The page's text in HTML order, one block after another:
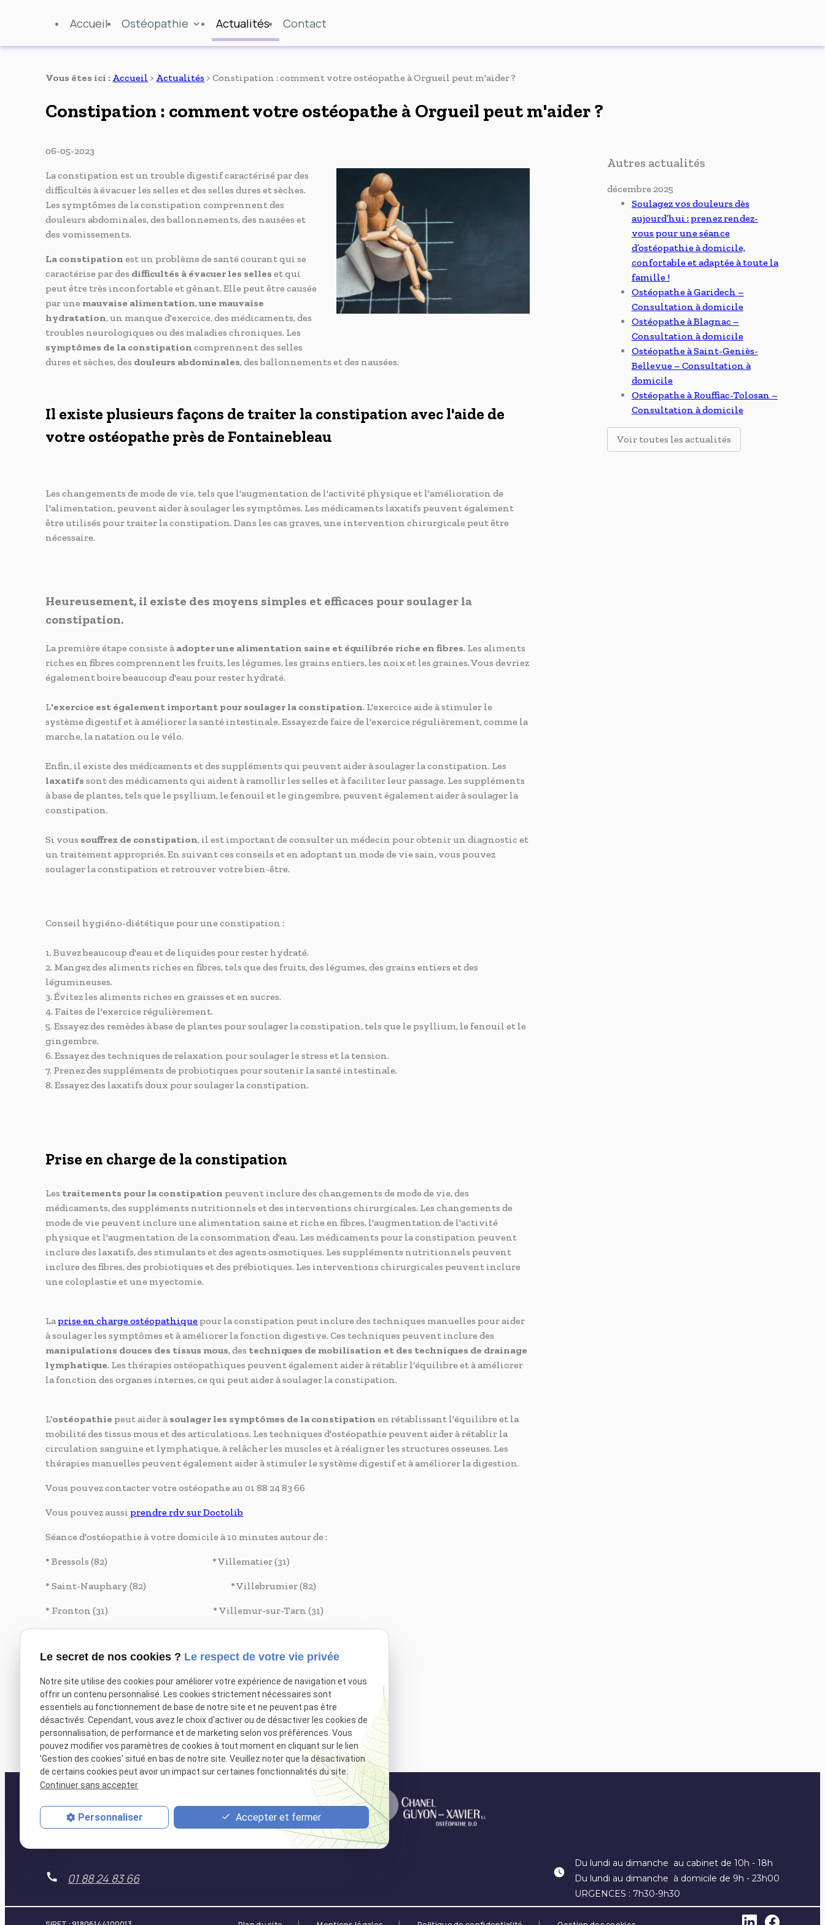
Accueil Ostéopathie Actualités Contact
Vous êtes ici : Accueil > Actualités > Constipation : comment votre ostéopathe à Orgueil peut m'aider ?
Constipation : comment votre ostéopathe à Orgueil peut m'aider ?
06-05-2023
La constipation est un trouble digestif caractérisé par des
difficultés à évacuer les selles et des selles dures et sèches.
Les symptômes de la constipation comprennent des
douleurs abdominales, des ballonnements, des nausées et
des vomissements.
La constipation est un problème de santé courant qui se
caractérise par des difficultés à évacuer les selles et qui
peut être très inconfortable et gênant. Elle peut être causée
par une mauvaise alimentation,une mauvaise
hydratation, un manque d'exercice, des médicaments, des
troubles neurologiques ou des maladies chroniques. Les
symptômes de la constipation comprennent des selles
dures et sèches, des douleurs abdominales, des ballonnements et des nausées.
Il existe plusieurs façons de traiter la constipation avec l'aide de
votre ostéopathe près de Fontainebleau
Les changements de mode de vie, tels que l'augmentation de l'activité physique et l'amélioration de
l'alimentation, peuvent aider à soulager les symptômes. Les médicaments laxatifs peuvent également
être utilisés pour traiter la constipation. Dans les cas graves, une intervention chirurgicale peut être
nécessaire.
Heureusement, il existe des moyens simples et efficaces pour soulager la
constipation.
La première étape consiste à adopter une alimentation saine et équilibrée riche en fibres. Les aliments
riches en fibres comprennent les fruits, les légumes, les grains entiers, les noix et les graines. Vous devriez
également boire beaucoup d'eau pour rester hydraté.
L'exercice est également important pour soulager la constipation. L'exercice aide à stimuler le
système digestif et à améliorer la santé intestinale. Essayez de faire de l'exercice régulièrement, comme la
marche, la natation ou le vélo.
Enfin, il existe des médicaments et des suppléments qui peuvent aider à soulager la constipation. Les
laxatifs sont des médicaments qui aident à ramollir les selles et à faciliter leur passage. Les suppléments
à base de plantes, tels que le psyllium, le fenouil et le gingembre, peuvent également aider à soulager la
constipation.
Si vous souffrez de constipation, il est important de consulter un médecin pour obtenir un diagnostic et
un traitement appropriés. En suivant ces conseils et en adoptant un mode de vie sain, vous pouvez
soulager la constipation et retrouver votre bien-être.
Conseil hygiéno-diététique pour une constipation :
1. Buvez beaucoup d'eau et de liquides pour rester hydraté.
2. Mangez des aliments riches en fibres, tels que des fruits, des légumes, des grains entiers et des
légumineuses.
3. Évitez les aliments riches en graisses et en sucres.
4. Faites de l'exercice régulièrement.
5. Essayez des remèdes à base de plantes pour soulager la constipation, tels que le psyllium, le fenouil et le
gingembre.
6. Essayez des techniques de relaxation pour soulager le stress et la tension.
7. Prenez des suppléments de probiotiques pour soutenir la santé intestinale.
8. Essayez des laxatifs doux pour soulager la constipation.
Prise en charge de la constipation
Les traitements pour la constipation peuvent inclure des changements de mode de vie, des
médicaments, des suppléments nutritionnels et des interventions chirurgicales. Les changements de
mode de vie peuvent inclure une alimentation saine et riche en fibres, l'augmentation de l'activité
physique et l'augmentation de la consommation d'eau. Les médicaments pour la constipation peuvent
inclure des laxatifs, des stimulants et des agents osmotiques. Les suppléments nutritionnels peuvent
inclure des fibres, des probiotiques et des prébiotiques. Les interventions chirurgicales peuvent inclure
une coloplastie et une myectomie.
La prise en charge ostéopathique pour la constipation peut inclure des techniques manuelles pour aider
à soulager les symptômes et à améliorer la fonction digestive. Ces techniques peuvent inclure des
manipulations douces des tissus mous, des techniques de mobilisation et des techniques de drainage
lymphatique. Les thérapies ostéopathiques peuvent également aider à rétablir l'équilibre et à améliorer
la fonction des organes internes, ce qui peut aider à soulager la constipation.
L'ostéopathie peut aider à soulager les symptômes de la constipation en rétablissant l'équilibre et la
mobilité des tissus mous et des articulations. Les techniques d'ostéopathie peuvent aider à rétablir la
circulation sanguine et lymphatique, à relâcher les muscles et à réaligner les structures osseuses. Les
thérapies manuelles peuvent également aider à stimuler le système digestif et à améliorer la digestion.
Vous pouvez contacter votre ostéopathe au 01 88 24 83 66
Vous pouvez aussi prendre rdv sur Doctolib
Séance d'ostéopathie à votre domicile à 10 minutes autour de :
* Bressols (82) * Villematier (31)
* Saint-Nauphary (82) * Villebrumier (82)
* Fronton (31) * Villemur-sur-Tarn (31)
* Nohic (82) * Orgueil (82)
* Villaudric (31) * Corbarieu (82)
* Labastide-saint-Pierre (82) * Campsas (82)
X (formerly Twitter) est désactivé. Autoriser Facebook est désactivé. Autoriser
Autres actualités
décembre 2025
Soulagez vos douleurs dès
aujourd’hui : prenez rendez-
vous pour une séance
d’ostéopathie à domicile,
confortable et adaptée à toute la
famille !
Ostéopathe à Garidech –
Consultation à domicile
Ostéopathe à Blagnac –
Consultation à domicile
Ostéopathe à Saint-Geniès-
Bellevue – Consultation à
domicile
Ostéopathe à Rouffiac-Tolosan –
Consultation à domicile
Voir toutes les actualités
01 88 24 83 66
Du lundi au dimanche au cabinet de 10h - 18h
Du lundi au dimanche à domicile de 9h - 23h00
URGENCES : 7h30-9h30
Le secret de nos cookies ? Le respect de votre vie privée
Notre site utilise des cookies pour améliorer votre expérience de navigation et vous
offrir un contenu personnalisé. Les cookies strictement nécessaires sont
essentiels au fonctionnement de base de notre site et ne peuvent pas être
désactivés. Cependant, vous avez le choix d'activer ou de désactiver les cookies de
personnalisation, de performance et de marketing selon vos préférences. Vous
pouvez modifier vos paramètres de cookies à tout moment en cliquant sur le lien
'Gestion des cookies' situé en bas de notre site. Veuillez noter que la désactivation
de certains cookies peut avoir un impact sur certaines fonctionnalités du site.
Continuer sans accepter
Personnaliser Accepter et fermer